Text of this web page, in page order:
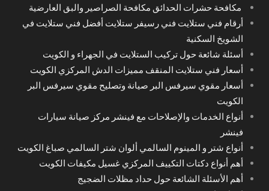
مكافحة حشرات الحدائق مكافحة الصراصير والبق العارضية
أرقام فني ستلايت فني رسيفر ستلايت أفضل فني ستلايت في
الشويخ السكنية
أسئلة شائعة حول تركيب الستلايت في الجهراء و الكويت
أسعار فني ستلايت المنقف مميزات الدش المركزي الكويت
أسعار مقوي سيرفس البر صيانة وتصليح مقوي سيرفس البر
الكويت
أنواع الخدمات والإصلاحات مع فينشر مركز صيانة سيارات
فينشر
أنواع شتر و المينوم السالمي ألوان شتر السالمي صباغ الكويت
أهم أنواع دكتات التكييف المركزي غسيل مكيفات الكويت
أهم الأسئلة الشائعة حول حداد مظلات الضجيج